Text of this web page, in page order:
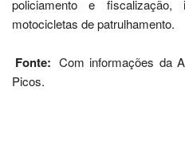
COMPARTILHE NAS REDES